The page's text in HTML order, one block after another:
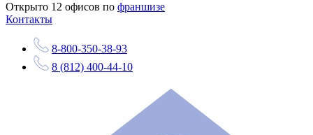
Открыто 12 офисов по франшизе
Контакты
8-800-350-38-93
8 (812) 400-44-10